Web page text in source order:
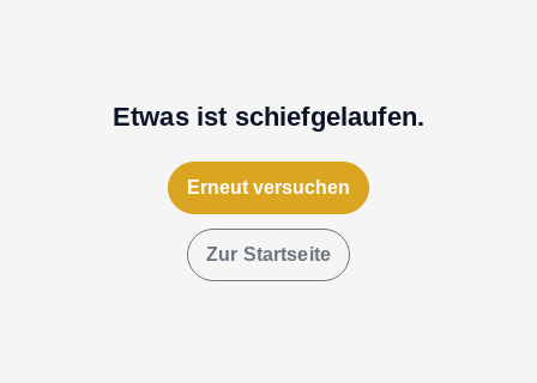
Etwas ist schiefgelaufen.
Erneut versuchen
Zur Startseite